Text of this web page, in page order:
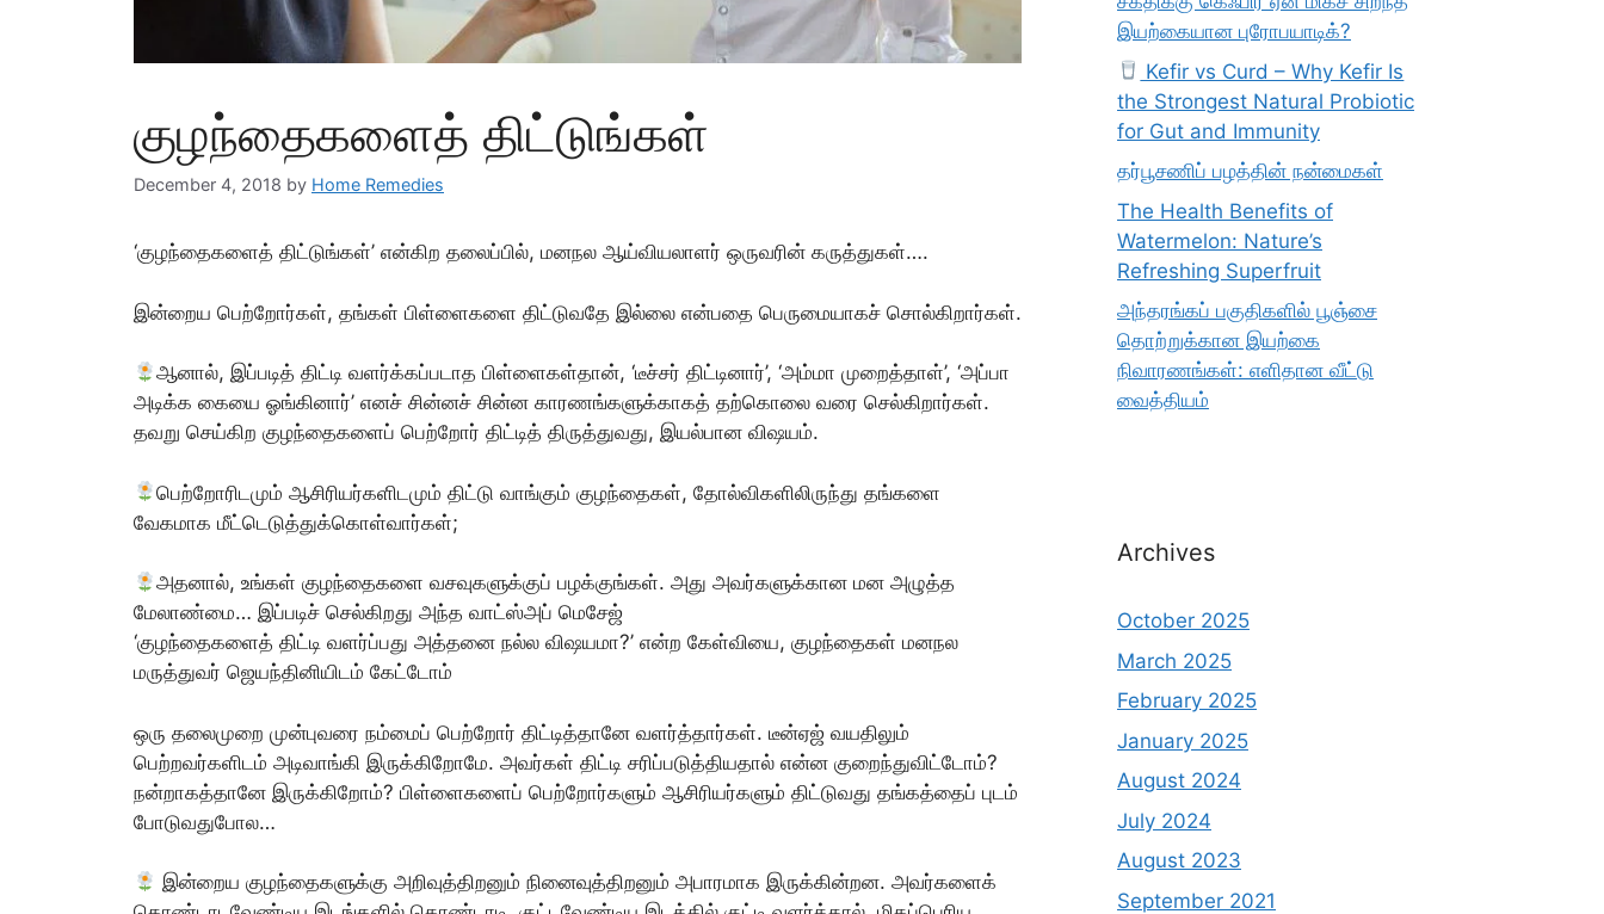
குழந்தைகளைத் திட்டுங்கள்
December 4, 2018 by Home Remedies
‘குழந்தைகளைத் திட்டுங்கள்’ என்கிற தலைப்பில், மனநல ஆய்வியலாளர் ஒருவரின் கருத்துகள்….
இன்றைய பெற்றோர்கள், தங்கள் பிள்ளைகளை திட்டுவதே இல்லை என்பதை பெருமையாகச் சொல்கிறார்கள்.
ஆனால், இப்படித் திட்டி வளர்க்கப்படாத பிள்ளைகள்தான், ‘டீச்சர் திட்டினார்’, ‘அம்மா முறைத்தாள்’, ‘அப்பா
அடிக்க கையை ஓங்கினார்’ எனச் சின்னச் சின்ன காரணங்களுக்காகத் தற்கொலை வரை செல்கிறார்கள்.
தவறு செய்கிற குழந்தைகளைப் பெற்றோர் திட்டித் திருத்துவது, இயல்பான விஷயம்.
பெற்றோரிடமும் ஆசிரியர்களிடமும் திட்டு வாங்கும் குழந்தைகள், தோல்விகளிலிருந்து தங்களை
வேகமாக மீட்டெடுத்துக்கொள்வார்கள்;
அதனால், உங்கள் குழந்தைகளை வசவுகளுக்குப் பழக்குங்கள். அது அவர்களுக்கான மன அழுத்த
மேலாண்மை… இப்படிச் செல்கிறது அந்த வாட்ஸ்அப் மெசேஜ்
‘குழந்தைகளைத் திட்டி வளர்ப்பது அத்தனை நல்ல விஷயமா?’ என்ற கேள்வியை, குழந்தைகள் மனநல
மருத்துவர் ஜெயந்தினியிடம் கேட்டோம்
ஒரு தலைமுறை முன்புவரை நம்மைப் பெற்றோர் திட்டித்தானே வளர்த்தார்கள். டீன்ஏஜ் வயதிலும்
பெற்றவர்களிடம் அடிவாங்கி இருக்கிறோமே. அவர்கள் திட்டி சரிப்படுத்தியதால் என்ன குறைந்துவிட்டோம்?
நன்றாகத்தானே இருக்கிறோம்? பிள்ளைகளைப் பெற்றோர்களும் ஆசிரியர்களும் திட்டுவது தங்கத்தைப் புடம்
போடுவதுபோல…
இன்றைய குழந்தைகளுக்கு அறிவுத்திறனும் நினைவுத்திறனும் அபாரமாக இருக்கின்றன. அவர்களைக்
இயற்கையான புரோபயாடிக்?
Kefir vs Curd – Why Kefir Is
the Strongest Natural Probiotic
for Gut and Immunity
தர்பூசணிப் பழத்தின் நன்மைகள்
The Health Benefits of
Watermelon: Nature’s
Refreshing Superfruit
அந்தரங்கப் பகுதிகளில் பூஞ்சை
தொற்றுக்கான இயற்கை
நிவாரணங்கள்: எளிதான வீட்டு
வைத்தியம்
Archives
October 2025
March 2025
February 2025
January 2025
August 2024
July 2024
August 2023
September 2021